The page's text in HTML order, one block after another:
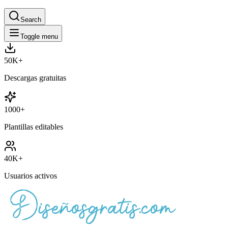
Search
Toggle menu
50K+
Descargas gratuitas
1000+
Plantillas editables
40K+
Usuarios activos